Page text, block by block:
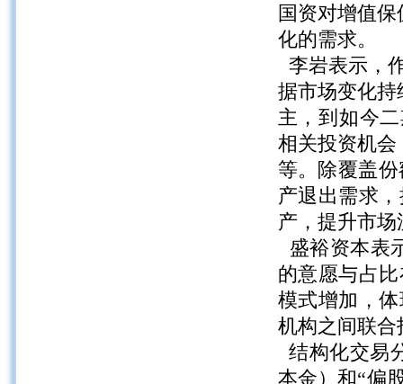
国资对增值
化的需求。
李岩表示，
据市场变化
主，到如今
相关投资机
等。除覆盖
产退出需求
产，提升市场
盛裕资本表
的意愿与占
模式增加，
机构之间联合
结构化交易
本金）和“偏